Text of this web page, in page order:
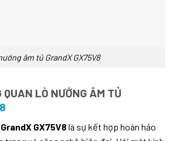
âm tủ GrandX GX75V8
LÒ NƯỚNG ÂM TỦ
GX75V8là sự kết hợp hoàn hảo